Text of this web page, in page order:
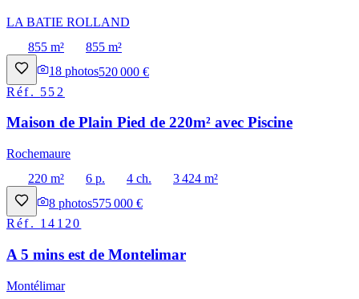
LA BATIE ROLLAND
855 m²
855 m²
18 photos520 000 €
Réf. 552
Maison de Plain Pied de 220m² avec Piscine
Rochemaure
220 m²
6 p. 4 ch.
3 424 m²
8 photos575 000 €
Réf. 14120
A 5 mins est de Montelimar
Montélimar